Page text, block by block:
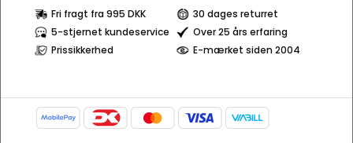
Fri fragt fra 995 DKK
30 dages returret
5-stjernet kundeservice
Over 25 års erfaring
Prissikkerhed
E-mærket siden 2004